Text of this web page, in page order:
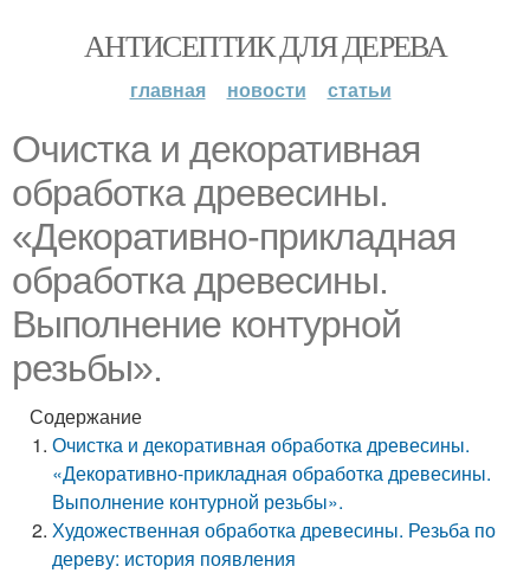
АНТИСЕПТИК ДЛЯ ДЕРЕВА
главная новости статьи
Очистка и декоративная
обработка древесины.
«Декоративно-прикладная
обработка древесины.
Выполнение контурной
резьбы».
Содержание
Очистка и декоративная обработка древесины.
«Декоративно-прикладная обработка древесины.
Выполнение контурной резьбы».
Художественная обработка древесины. Резьба по
дереву: история появления